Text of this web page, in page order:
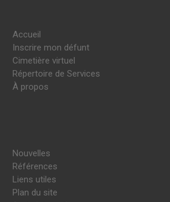
Accueil
Inscrire mon défunt
Cimetière virtuel
Répertoire de Services
À propos
Nouvelles
Références
Liens utiles
Plan du site